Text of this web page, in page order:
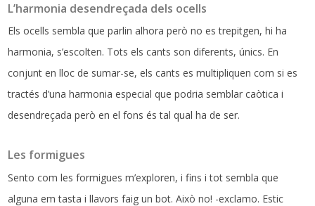
L’harmonia desendreçada dels ocells
Els ocells sembla que parlin alhora però no es trepitgen, hi ha
harmonia, s’escolten. Tots els cants son diferents, únics. En
conjunt en lloc de sumar-se, els cants es multipliquen com si es
tractés d’una harmonia especial que podria semblar caòtica i
desendreçada però en el fons és tal qual ha de ser.
Les formigues
Sento com les formigues m’exploren, i fins i tot sembla que
alguna em tasta i llavors faig un bot. Això no! -exclamo. Estic